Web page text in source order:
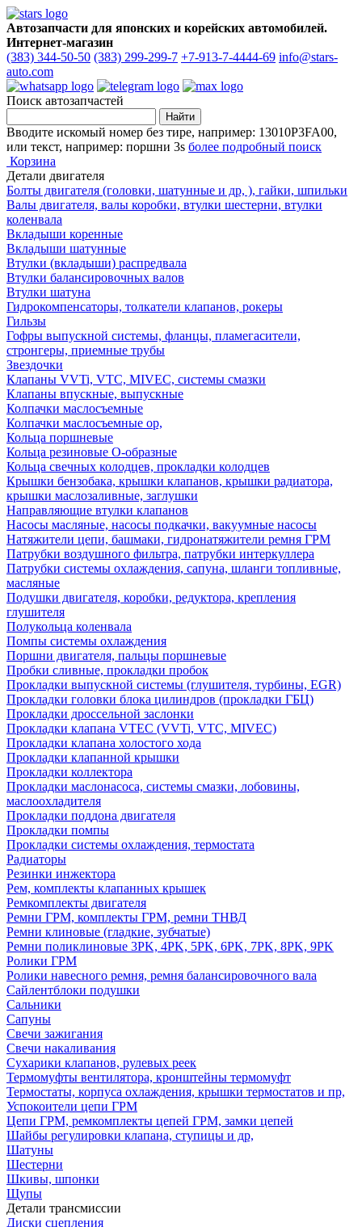
Автозапчасти для японских и корейских автомобилей.
Интернет-магазин
(383) 344-50-50 (383) 299-299-7 +7-913-7-4444-69 info@stars-
auto.com
Поиск автозапчастей
Вводите искомый номер без тире, например: 13010P3FA00,
или текст, например: поршни 3s более подробный поиск
Корзина
Детали двигателя
Болты двигателя (головки, шатунные и др, ), гайки, шпильки
Валы двигателя, валы коробки, втулки шестерни, втулки
коленвала
Вкладыши коренные
Вкладыши шатунные
Втулки (вкладыши) распредвала
Втулки балансировочных валов
Втулки шатуна
Гидрокомпенсаторы, толкатели клапанов, рокеры
Гильзы
Гофры выпускной системы, фланцы, пламегасители,
стронгеры, приемные трубы
Звездочки
Клапаны VVTi, VTC, MIVEC, системы смазки
Клапаны впускные, выпускные
Колпачки маслосъемные
Колпачки маслосъемные ор,
Кольца поршневые
Кольца резиновые О-образные
Кольца свечных колодцев, прокладки колодцев
Крышки бензобака, крышки клапанов, крышки радиатора,
крышки маслозаливные, заглушки
Направляющие втулки клапанов
Насосы масляные, насосы подкачки, вакуумные насосы
Натяжители цепи, башмаки, гидронатяжители ремня ГРМ
Патрубки воздушного фильтра, патрубки интеркуллера
Патрубки системы охлаждения, сапуна, шланги топливные,
масляные
Подушки двигателя, коробки, редуктора, крепления
глушителя
Полукольца коленвала
Помпы системы охлаждения
Поршни двигателя, пальцы поршневые
Пробки сливные, прокладки пробок
Прокладки выпускной системы (глушителя, турбины, EGR)
Прокладки головки блока цилиндров (прокладки ГБЦ)
Прокладки дроссельной заслонки
Прокладки клапана VTEC (VVTi, VTC, MIVEC)
Прокладки клапана холостого хода
Прокладки клапанной крышки
Прокладки коллектора
Прокладки маслонасоса, системы смазки, лобовины,
маслоохладителя
Прокладки поддона двигателя
Прокладки помпы
Прокладки системы охлаждения, термостата
Радиаторы
Резинки инжектора
Рем, комплекты клапанных крышек
Ремкомплекты двигателя
Ремни ГРМ, комплекты ГРМ, ремни ТНВД
Ремни клиновые (гладкие, зубчатые)
Ремни поликлиновые 3PK, 4PK, 5PK, 6PK, 7PK, 8PK, 9PK
Ролики ГРМ
Ролики навесного ремня, ремня балансировочного вала
Сайлентблоки подушки
Сальники
Сапуны
Свечи зажигания
Свечи накаливания
Сухарики клапанов, рулевых реек
Термомуфты вентилятора, кронштейны термомуфт
Термостаты, корпуса охлаждения, крышки термостатов и пр,
Успокоители цепи ГРМ
Цепи ГРМ, ремкомплекты цепей ГРМ, замки цепей
Шайбы регулировки клапана, ступицы и др,
Шатуны
Шестерни
Шкивы, шпонки
Щупы
Детали трансмиссии
Диски сцепления